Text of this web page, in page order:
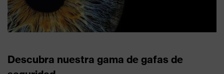
Descubra nuestra gama de gafas de